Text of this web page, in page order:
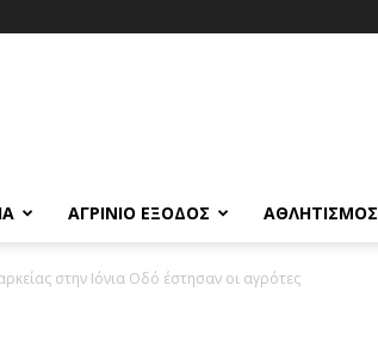
ΑΓΡΊΝΙΟ ΈΞΟΔΟΣ ΑΘΛΗΤΙΣΜΌΣ
στην Ιόνια Οδό έστησαν οι αγρότες